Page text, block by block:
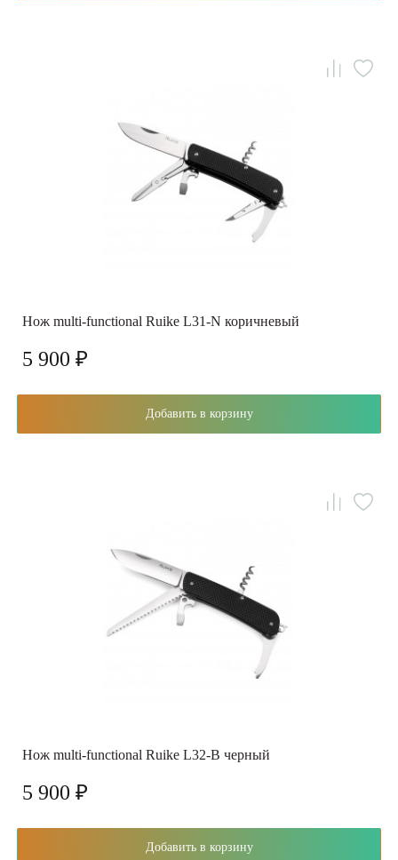
Нож multi-functional Ruike L31-N коричневый
5 900 ₽
Добавить в корзину
Нож multi-functional Ruike L32-B черный
5 900 ₽
Добавить в корзину